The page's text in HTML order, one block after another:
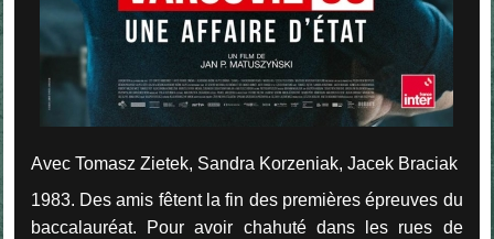
Avec Tomasz Zietek, Sandra Korzeniak, Jacek Braciak
1983. Des amis fêtent la fin des premières épreuves du
baccalauréat. Pour avoir chahuté dans les rues de